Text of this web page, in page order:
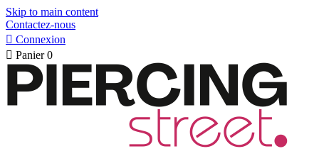
Skip to main content
Contactez-nous
 Connexion
 Panier 0